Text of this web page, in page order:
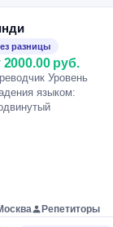
разницы
2000.00 руб.
Уровень
языком:
Репетиторы